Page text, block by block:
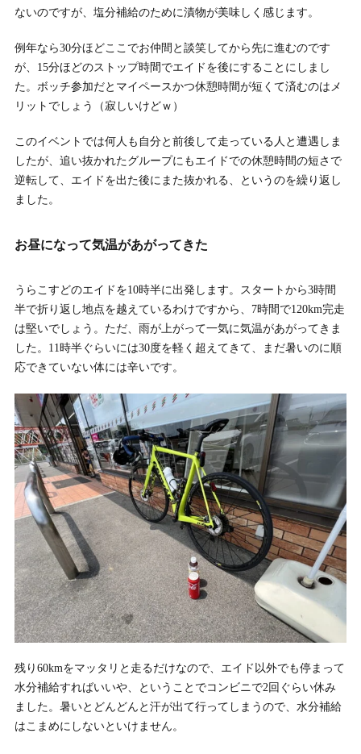
ないのですが、塩分補給のために漬物が美味しく感じます。
例年なら30分ほどここでお仲間と談笑してから先に進むのです
が、15分ほどのストップ時間でエイドを後にすることにしまし
た。ボッチ参加だとマイペースかつ休憩時間が短くて済むのはメ
リットでしょう（寂しいけどｗ）
このイベントでは何人も自分と前後して走っている人と遭遇しま
したが、追い抜かれたグループにもエイドでの休憩時間の短さで
逆転して、エイドを出た後にまた抜かれる、というのを繰り返し
ました。
お昼になって気温があがってきた
うらこすどのエイドを10時半に出発します。スタートから3時間
半で折り返し地点を越えているわけですから、7時間で120km完走
は堅いでしょう。ただ、雨が上がって一気に気温があがってきま
した。11時半ぐらいには30度を軽く超えてきて、まだ暑いのに順
応できていない体には辛いです。
残り60kmをマッタリと走るだけなので、エイド以外でも停まって
水分補給すればいいや、ということでコンビニで2回ぐらい休み
ました。暑いとどんどんと汗が出て行ってしまうので、水分補給
はこまめにしないといけません。